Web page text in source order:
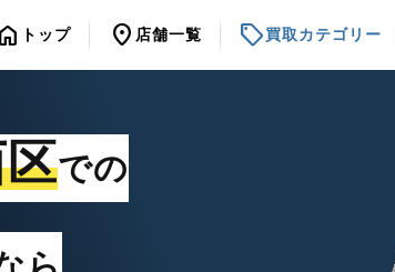
home トップ location_on 店舗一覧 sell買取カテゴリー
での